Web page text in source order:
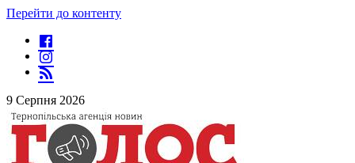
Перейти до контенту
9 Серпня 2026